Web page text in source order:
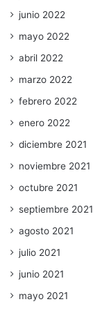
junio 2022
mayo 2022
abril 2022
marzo 2022
febrero 2022
enero 2022
diciembre 2021
noviembre 2021
octubre 2021
septiembre 2021
agosto 2021
julio 2021
junio 2021
mayo 2021